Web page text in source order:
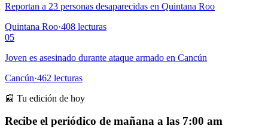
Reportan a 23 personas desaparecidas en Quintana Roo
Quintana Roo·408 lecturas
05
Joven es asesinado durante ataque armado en Cancún
Cancún·462 lecturas
📰 Tu edición de hoy
Recibe el periódico de mañana a las 7:00 am